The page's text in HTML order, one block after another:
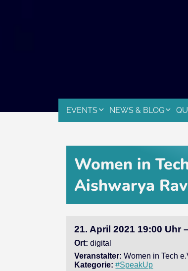
EVENTS NEWS & BLOG
Women in
Aishwarya
21. April 2021 19:00 Uhr
Ort: digital
Veranstalter: Women in Tech
Kategorie: #SpeakUp